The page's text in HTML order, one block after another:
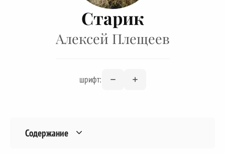
Старик
Алексей Плещеев
шрифт:
Содержание